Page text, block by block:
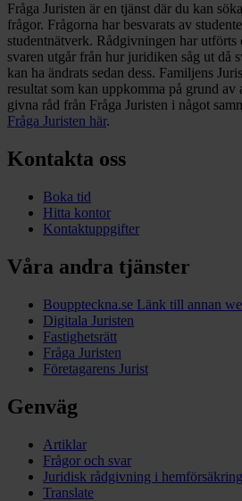
Fråga Juristen är en tjänst där du kan
frågor. Frågorna har besvarats av
studentnätverk. Rådgivningen har utförts
svaren utgår från hur juridiken såg ut då
kan ha ändrats sedan dess. Familjens
resultat som kan uppkomma på grund av
givna råd från Fråga Juristen i något
Fråga Juristen här.
Kontakta oss
Boka tid
Hitta kontor
Kontaktuppgifter
Våra andra tjänster
Bouppteckna.se Länk till annan
Digitala Juristen
Fastighetsrätt
Fråga Juristen
Företagarens Jurist
Genväg
Artiklar
Frågor och svar
Juridisk rådgivning i hemförsäkring
Translate